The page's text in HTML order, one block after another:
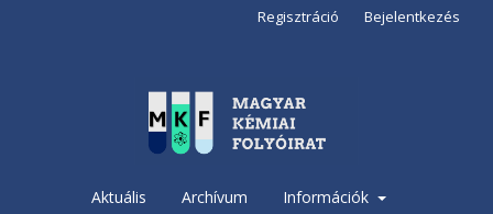
Aktuális Archívum Információk
Regisztráció Bejelentkezés